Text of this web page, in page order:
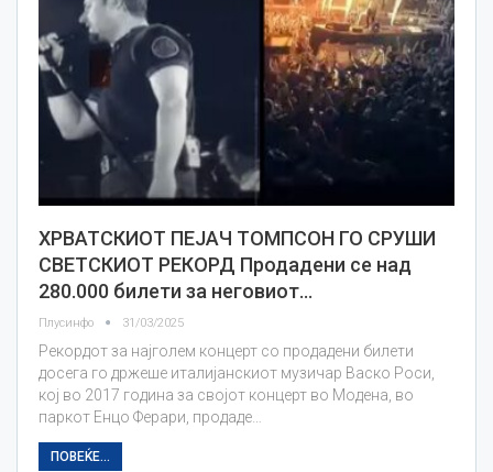
ХРВАТСКИОТ ПЕЈАЧ ТОМПСОН ГО СРУШИ
СВЕТСКИОТ РЕКОРД Продадени се над
280.000 билети за неговиот…
Плусинфо 31/03/2025
Рекордот за најголем концерт со продадени билети
досега го држеше италијанскиот музичар Васко Роси,
кој во 2017 година за својот концерт во Модена, во
паркот Енцо Ферари, продаде…
ПОВЕЌЕ...